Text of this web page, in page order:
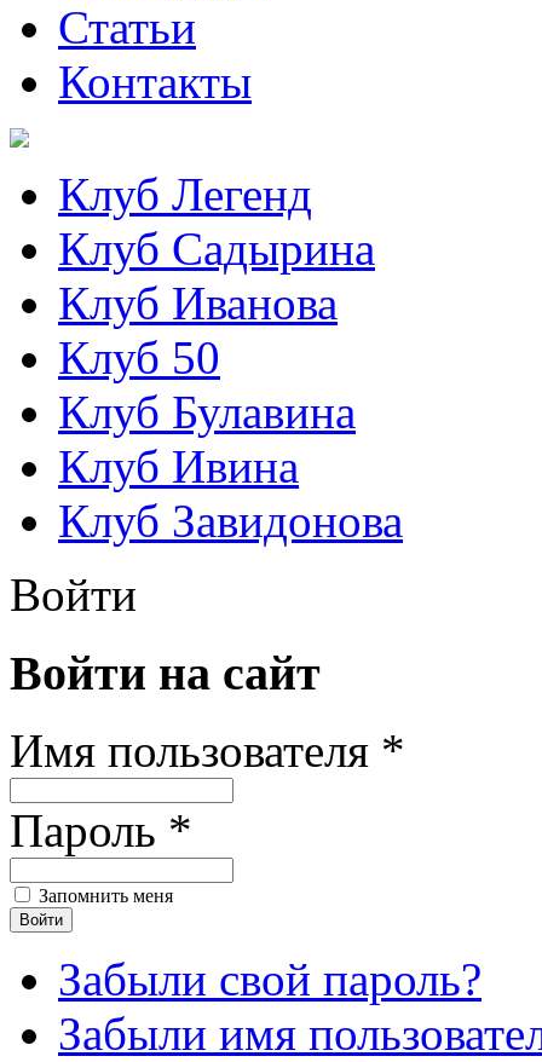
Статьи
Контакты
Клуб Легенд
Клуб Садырина
Клуб Иванова
Клуб 50
Клуб Булавина
Клуб Ивина
Клуб Завидонова
Войти
Войти на сайт
Имя пользователя *
Пароль *
Запомнить меня
Забыли свой пароль?
Забыли имя